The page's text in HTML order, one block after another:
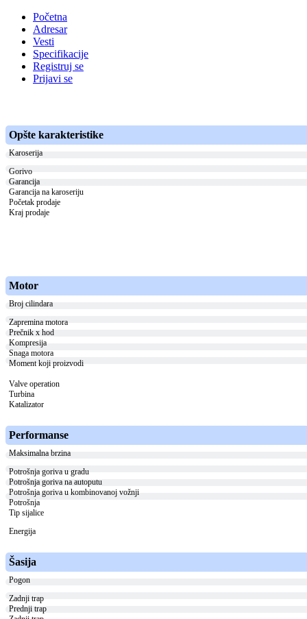
Početna
Adresar
Vesti
Specifikacije
Registruj se
Prijavi se
Opšte karakteristike
Karoserija
Gorivo
Garancija
Garancija na karoseriju
Početak prodaje
Kraj prodaje
Motor
Broj cilindara
Zapremina motora
Prečnik x hod
Kompresija
Snaga motora
Moment koji proizvodi
Valve operation
Turbina
Katalizator
Performanse
Maksimalna brzina
Potrošnja goriva u gradu
Potrošnja goriva na autoputu
Potrošnja goriva u kombinovanoj vožnji
Potrošnja
Tip sijalice
Energija
Šasija
Pogon
Zadnji trap
Prednji trap